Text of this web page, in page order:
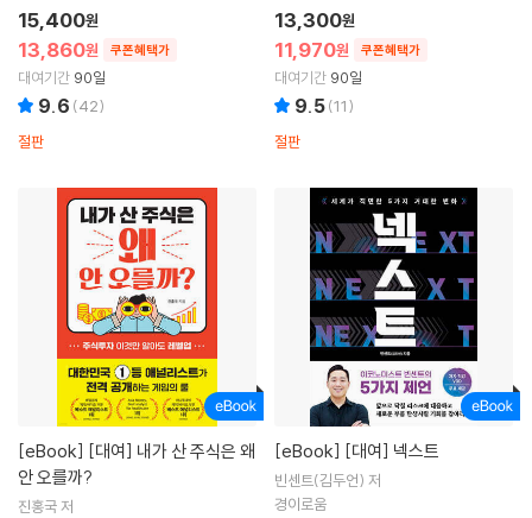
13,860원 쿠폰혜택가
15,400원
대여기간 90일
9.6 (42)
절판
11,970원 쿠폰혜택가
13,300원
대여기간 90일
9.5(11)
절판
[eBook]
안 오를까?
진홍국 저
[eBook] [대여] 넥스트
빈센트(김두언) 저
경이로움